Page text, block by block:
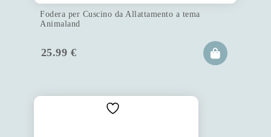
Fodera per Cuscino da Allattamento a tema
Animaland
25.99 €